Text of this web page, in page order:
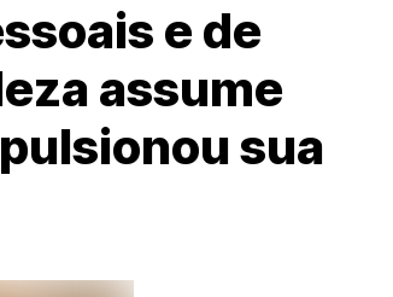
e de
assume
sua